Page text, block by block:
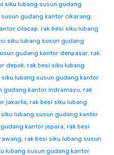
siku lubang susun gudang
gudang kantor cikarang,
cilacap, rak besi siku lubang
siku lubang susun gudang
gudang kantor denpasar, rak
depok, rak besi siku lubang
siku lubang susun gudang kantor
gudang kantor indramayu, rak
jakarta, rak besi siku lubang
lubang susun gudang kantor
kantor jepara, rak besi
, rak besi siku lubang susun
lubang susun gudang kantor